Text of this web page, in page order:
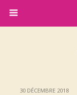
30 DÉCEMBRE 2018